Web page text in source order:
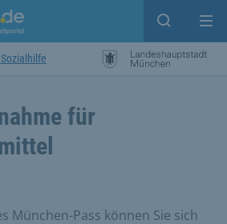
Suche
für
München-Pass können Sie sich